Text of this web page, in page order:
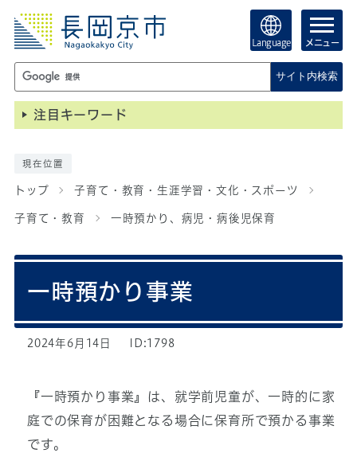
Language メニュー
サイト内検索
注目キーワード
現在位置
トップ 子育て・教育・生涯学習・文化・スポーツ
子育て・教育 一時預かり、病児・病後児保育
一時預かり事業
2024年6月14日 ID:1798
『一時預かり事業』は、就学前児童が、一時的に家
庭での保育が困難となる場合に保育所で預かる事業
です。